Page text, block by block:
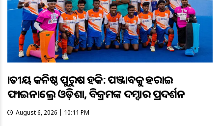
ଜାତୀୟ କନିଷ୍ଠ ପୁରୁଷ ହକି: ପଞ୍ଜାବକୁ ହରାଇ
ଫାଇନାଲ୍ରେ ଓଡ଼ିଶା, ବିକ୍ରମଙ୍କ ଦମ୍ଦାର ପ୍ରଦର୍ଶନ
August 6, 2026 | 10:11 PM